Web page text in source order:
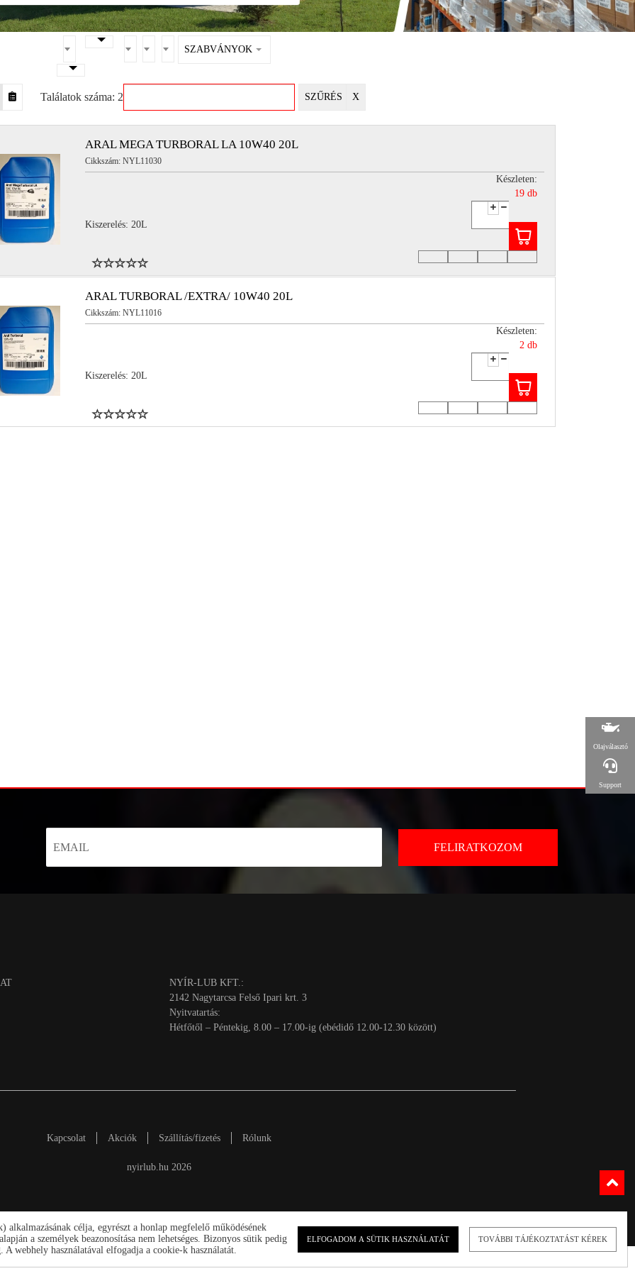
SZABVÁNYOK
Találatok száma: 2 SZŰRÉS X
NYL15890
NYL15898 NYL15896
ARAL MEGA TURBORAL LA 10W40 20L
Cikkszám: NYL11030
Kiszerelés: 20L
Készleten:
19 db
ARAL TURBORAL /EXTRA/ 10W40 20L
Cikkszám: NYL11016
Kiszerelés: 20L
Készleten:
2 db
NYÍR-LUB KFT.:
2142 Nagytarcsa Felső Ipari krt. 3
Nyitvatartás:
Hétfőtől – Péntekig, 8.00 – 17.00-ig (ebédidő 12.00-12.30 között)
Kapcsolat Akciók Szállítás/fizetés Rólunk
nyirlub.hu 2026
Olajválasztó
Support
célja, egyrészt a honlap megfelelő működésének
a személyek beazonosítása nem lehetséges. Bizonyos sütik pedig
webhely használatával elfogadja a cookie-k használatát.
ELFOGADOM A SÜTIK HASZNÁLATÁT TOVÁBBI TÁJÉKOZTATÁST KÉREK